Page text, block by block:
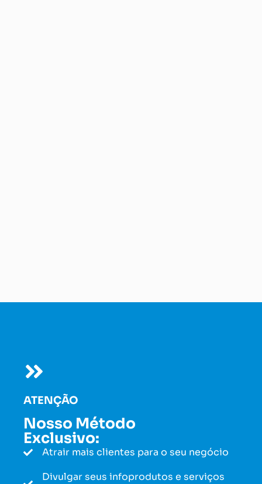
ATENÇÃO
Nosso Método
Exclusivo:
Atrair mais clientes para o seu negócio
Divulgar seus infoprodutos e serviços